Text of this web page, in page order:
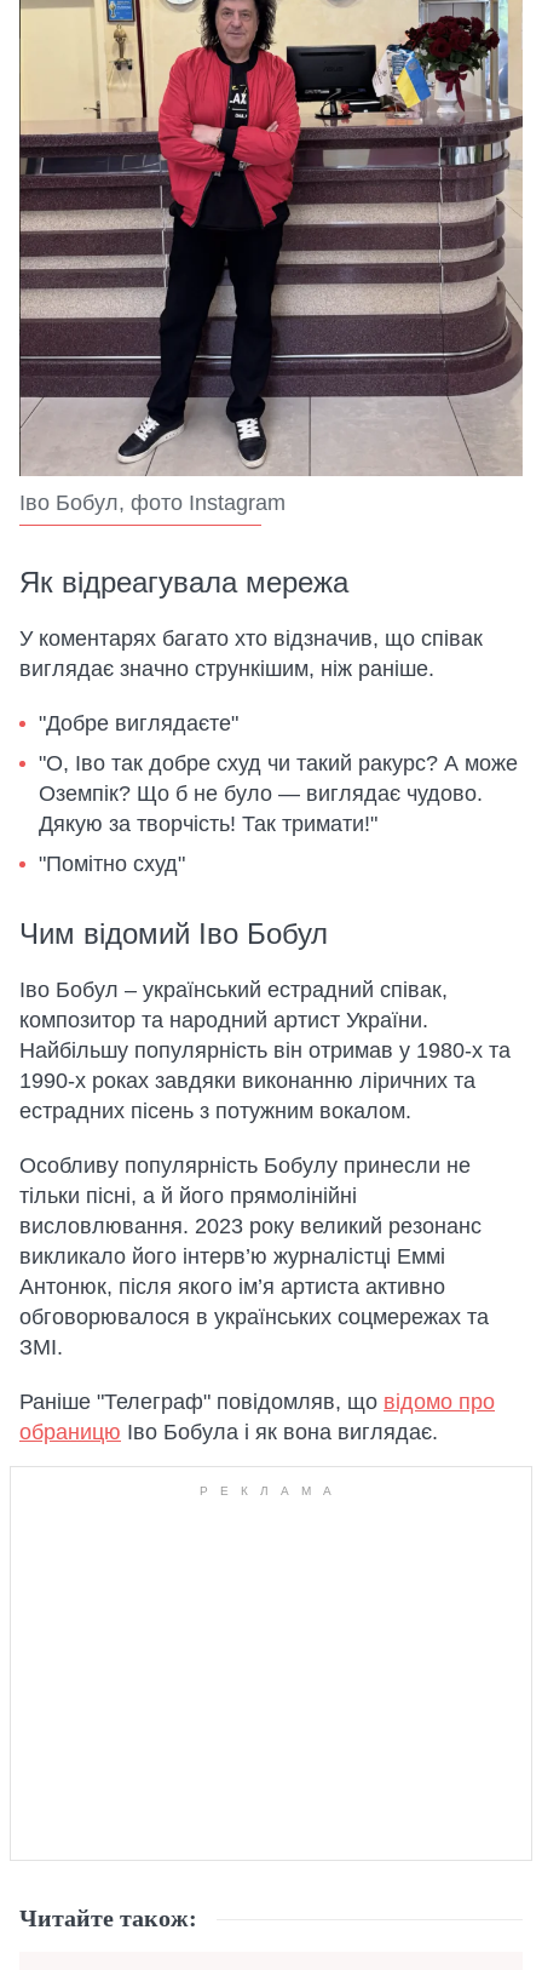
Іво Бобул, фото Instagram
Як відреагувала мережа
У коментарях багато хто відзначив, що співак
виглядає значно стрункішим, ніж раніше.
"Добре виглядаєте"
"О, Іво так добре схуд чи такий ракурс? А може
Оземпік? Що б не було — виглядає чудово.
Дякую за творчість! Так тримати!"
"Помітно схуд"
Чим відомий Іво Бобул
Іво Бобул – український естрадний співак,
композитор та народний артист України.
Найбільшу популярність він отримав у 1980-х та
1990-х роках завдяки виконанню ліричних та
естрадних пісень з потужним вокалом.
Особливу популярність Бобулу принесли не
тільки пісні, а й його прямолінійні
висловлювання. 2023 року великий резонанс
викликало його інтерв’ю журналістці Еммі
Антонюк, після якого ім’я артиста активно
обговорювалося в українських соцмережах та
ЗМІ.
Раніше "Телеграф" повідомляв, що відомо про
обраницю Іво Бобула і як вона виглядає.
Читайте також: